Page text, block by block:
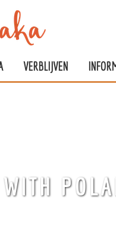
VERBLIJVEN